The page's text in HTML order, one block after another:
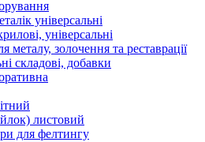
універсальні
універсальні
металу, золочення та реставрації
складові, добавки
листовий
для фелтингу